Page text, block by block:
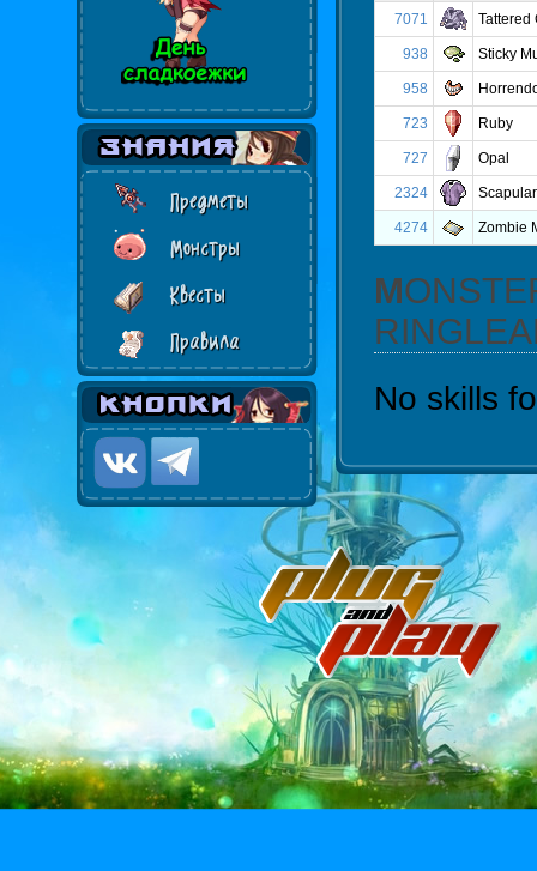
Предметы
Монстры
Квесты
Правила
7071
Tattered
938 Sticky
958
723 Ruby
727 Opal
2324
4274 Zombie
MONSTER SKILLS FOR “ZOMBIE MASTER
No skills